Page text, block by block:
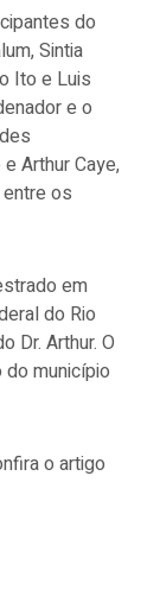
do
Sintia
Ito e Luis
e o
Arthur Caye,
os
em
do Rio
Dr. Arthur. O
município
o artigo